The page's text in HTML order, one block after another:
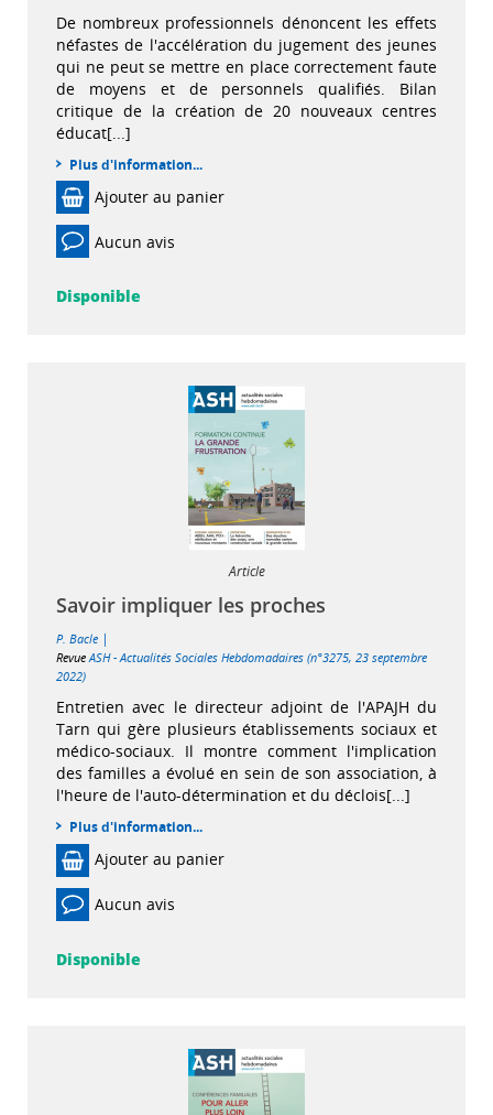
De nombreux professionnels dénoncent les effets
néfastes de l'accélération du jugement des jeunes
qui ne peut se mettre en place correctement faute
de moyens et de personnels qualifiés. Bilan
critique de la création de 20 nouveaux centres
éducat[...]
Plus d'information...
Ajouter au panier
Aucun avis
Disponible
Article
Savoir impliquer les proches
P. Bacle |
RevueASH - Actualités Sociales Hebdomadaires (n°3275, 23 septembre
2022)
Entretien avec le directeur adjoint de l'APAJH du
Tarn qui gère plusieurs établissements sociaux et
médico-sociaux. Il montre comment l'implication
des familles a évolué en sein de son association, à
l'heure de l'auto-détermination et du déclois[...]
Plus d'information...
Ajouter au panier
Aucun avis
Disponible